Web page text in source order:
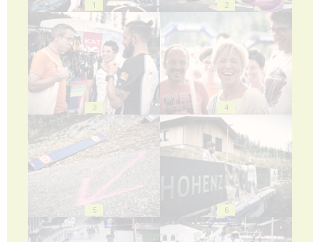
1 2
3 4
5 6